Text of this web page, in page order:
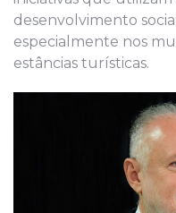
desenvolvimento
especialmente nos
estâncias turísticas.